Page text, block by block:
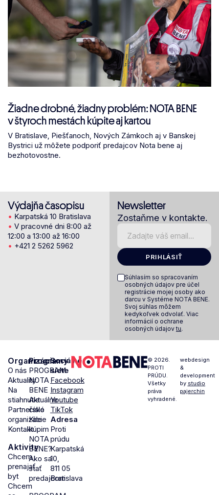
Žiadne drobné, žiadny problém: NOTA BENE
v štyroch mestách kúpite aj kartou
V Bratislave, Piešťanoch, Nových Zámkoch aj v Banskej
Bystrici už môžete podporiť predajcov Nota bene aj
bezhotovostne.
Výdajňa časopisu
• Karpatská 10 Bratislava
• V pracovné dni 8:00 až
12:00 a 13:00 až 16:00
• +421 2 5262 5962
Newsletter
Zostaňme v kontakte.
PRIHLÁSIŤ
Súhlasím so spracovaním
osobných údajov pre účel
registrácie mojej osoby ako
darcu v Systéme NOTA BENE.
Svoj súhlas môžem
kedykoľvek odvolať. Viac
informácií o ochrane
osobných údajov tu.
Organizácia
O nás
Aktuality
Na
stiahnutie
Partnerské
organizácie
Kontakt
Aktivity
Chcem
prenajať
byt
Chcem
Programy
PROGRAM
NOTA
BENE
Aktuálne
číslo
Kde
kúpim
NOTA
BENE?
Ako sa
stať
predajcom
Sociálne
siete
Facebook
Instagram
Youtube
TikTok
Adresa
Proti
prúdu
Karpatská
10,
811 05
Bratislava
© 2026.
PROTI
PRÚDU.
Všetky
práva
vyhradené.
webdesign
&
development
by studio
pajerchin